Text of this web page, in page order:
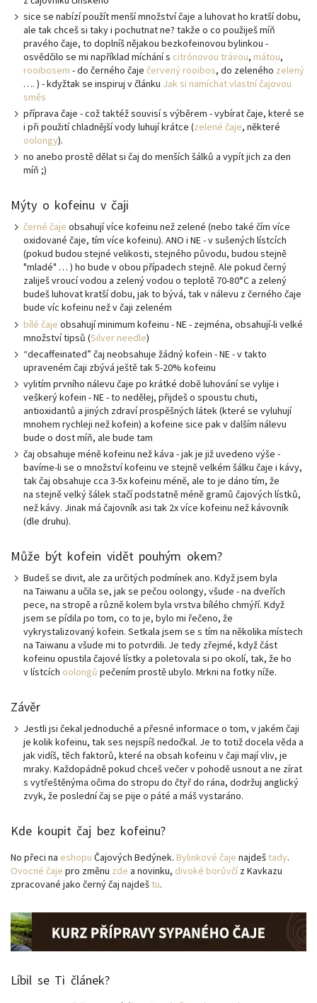
sice se nabízí použít menší množství čaje a luhovat ho kratší dobu,
ale tak chceš si taky i pochutnat ne? takže o co použiješ míň
pravého čaje, to doplníš nějakou bezkofeinovou bylinkou -
osvědčilo se mi například míchání s citrónovou trávou, mátou,
rooibosem - do černého čaječervený rooibos, do zeleného zelený
…. ) - kdyžtak se inspiruj v článku Jak si namíchat vlastní čajovou
směs
příprava čaje - což taktéž souvisí s výběrem - vybírat čaje, které se
i při použití chladnější vody luhují krátce (zelené čaje, některé
oolongy).
no anebo prostě dělat si čaj do menších šálků a vypít jich za den
míň ;)
Mýty o kofeinu v čaji
černé čaje obsahují více kofeinu než zelené (nebo také čím více
oxidované čaje, tím více kofeinu). ANO i NE - v sušených lístcích
(pokud budou stejné velikosti, stejného původu, budou stejně
"mladé" … ) ho bude v obou případech stejně. Ale pokud černý
zaliješ vroucí vodou a zelený vodou o teplotě 70-80°C a zelený
budeš luhovat kratší dobu, jak to bývá, tak v nálevu z černého čaje
bude víc kofeinu než v čaji zeleném
bílé čaje obsahují minimum kofeinu - NE - zejména, obsahují-li velké
množství tipsů (Silver needle)
“decaffeinated” čaj neobsahuje žádný kofein - NE - v takto
upraveném čaji zbývá ještě tak 5-20% kofeinu
vylitím prvního nálevu čaje po krátké době luhování se vylije i
veškerý kofein - NE - to nedělej, přijdeš o spoustu chuti,
antioxidantů a jiných zdraví prospěšných látek (které se vyluhují
mnohem rychleji než kofein) a kofeine sice pak v dalším nálevu
bude o dost míň, ale bude tam
čaj obsahuje méně kofeinu než káva - jak je již uvedeno výše -
bavíme-li se o množství kofeinu ve stejně velkém šálku čaje i kávy,
tak čaj obsahuje cca 3-5x kofeinu méně, ale to je dáno tím, že
na stejně velký šálek stačí podstatně méně gramů čajových lístků,
než kávy. Jinak má čajovník asi tak 2x více kofeinu než kávovník
(dle druhu).
Může být kofein vidět pouhým okem?
Budeš se divit, ale za určitých podmínek ano. Když jsem byla
na Taiwanu a učila se, jak se pečou oolongy, všude - na dveřích
pece, na stropě a různě kolem byla vrstva bílého chmýří. Když
jsem se pídila po tom, co to je, bylo mi řečeno, že
vykrystalizovaný kofein. Setkala jsem se s tím na několika místech
na Taiwanu a všude mi to potvrdili. Je tedy zřejmé, když část
kofeinu opustila čajové lístky a poletovala si po okolí, tak, že ho
v lístcích oolongů pečením prostě ubylo. Mrkni na fotky níže.
Závěr
Jestli jsi čekal jednoduché a přesné informace o tom, v jakém čaji
je kolik kofeinu, tak ses nejspíš nedočkal. Je to totiž docela věda a
jak vidíš, těch faktorů, které na obsah kofeinu v čaji mají vliv, je
mraky. Každopádně pokud chceš večer v pohodě usnout a ne zírat
s vytřeštěnýma očima do stropu do čtyř do rána, dodržuj anglický
zvyk, že poslední čaj se pije o páté a máš vystaráno.
Kde koupit čaj bez kofeinu?
No přeci na eshopu Čajových Bedýnek. Bylinkové čaje najdeš tady.
Ovocné čaje pro změnu zde a novinku, divoké borůvčí z Kavkazu
zpracované jako černý čaj najdeš tu.
Líbil se Ti článek?